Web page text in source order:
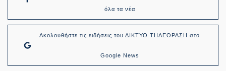
όλα τα νέα
Ακολουθήστε τις ειδήσεις του ΔΙΚΤΥΟ ΤΗΛΕΟΡΑΣΗ στο
Google News